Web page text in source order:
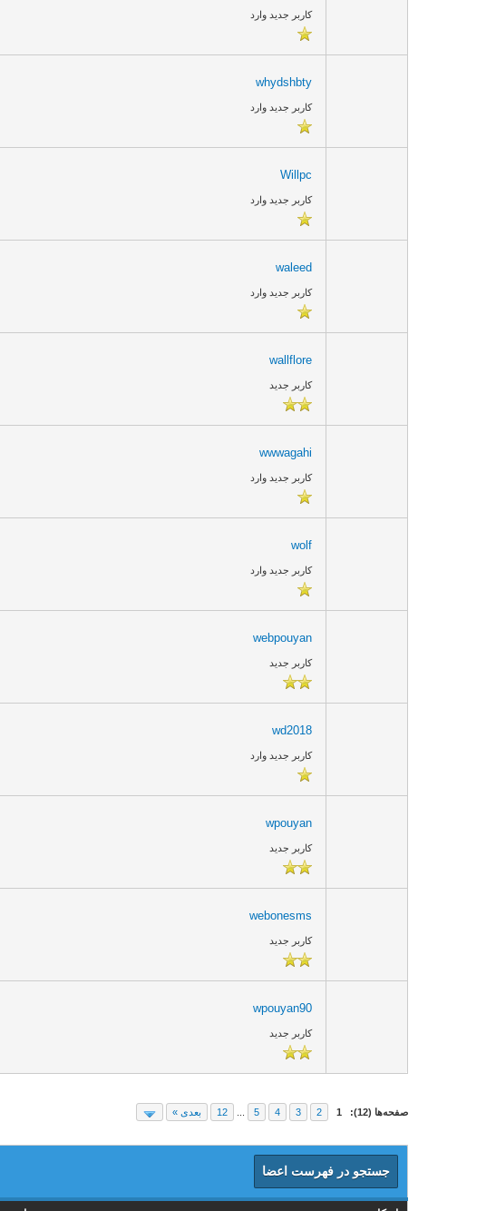
کاربر جدید وارد
whydshbty
کاربر جدید وارد
Willpc
کاربر جدید وارد
waleed
کاربر جدید وارد
wallflore
کاربر جدید
wwwagahi
کاربر جدید وارد
wolf
کاربر جدید وارد
webpouyan
کاربر جدید
wd2018
کاربر جدید وارد
wpouyan
کاربر جدید
webonesms
کاربر جدید
wpouyan90
کاربر جدید
صفحه‌ها (12): 1
2
3
4
5
12 بعدی »
جستجو در فهرست اعضا